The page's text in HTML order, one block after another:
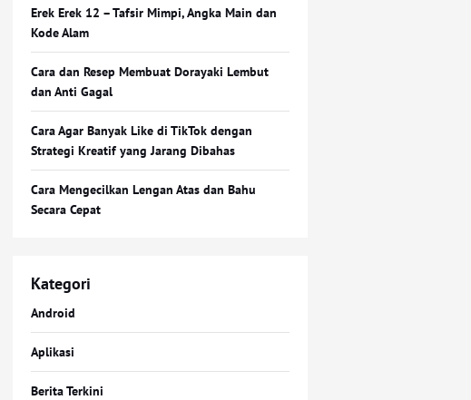
Erek Erek 12 – Tafsir Mimpi, Angka Main dan
Kode Alam
Cara dan Resep Membuat Dorayaki Lembut
dan Anti Gagal
Cara Agar Banyak Like di TikTok dengan
Strategi Kreatif yang Jarang Dibahas
Cara Mengecilkan Lengan Atas dan Bahu
Secara Cepat
Kategori
Android
Aplikasi
Berita Terkini